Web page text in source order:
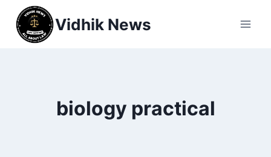
Vidhik News
biology practical